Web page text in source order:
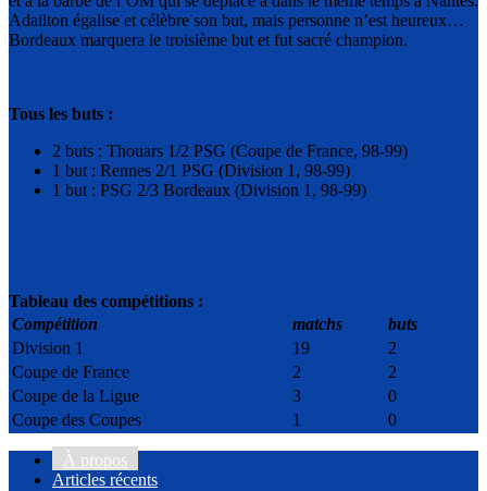
Adailton égalise et célèbre son but, mais personne n’est heureux…
Bordeaux marquera le troisième but et fut sacré champion.
Tous les buts :
2 buts : Thouars 1/2 PSG (Coupe de France, 98-99)
1 but : Rennes 2/1 PSG (Division 1, 98-99)
1 but : PSG 2/3 Bordeaux (Division 1, 98-99)
Tableau des compétitions :
Compétition
matchs
buts
Division 1
19
2
Coupe de France
2
2
Coupe de la Ligue
3
0
Coupe des Coupes
1 0
À propos
Articles récents